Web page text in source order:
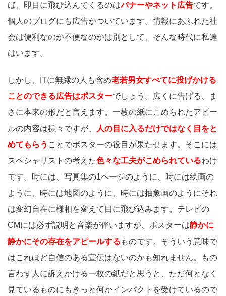
ば、即目に飛び込んでくるのはバナーやネット広告です。
個人のブログにも広告がついています。情報にあふれた社
会は便利なのか不便なのかは別として、そんな時代に私達
はいます。
しかし、ITに無縁の人も含め老若男女すべてに投げかける
ことのできる広告はポスターでしょう。広くに告げる、ま
さに本来の形だと言えます。一枚の紙にこめられたアピー
ルの内容は様々ですが、
人の目に入るだけではなく目をと
めてもらう ことでポスターの役目が果たせます。そこには
スペシャリストの考えた色々な工夫がこめられているわけ
です。時には、写真集の1ページのように、時には絵画の
ように、時には地図のように、時には抽象画のようにそれ
は変幻自在に様相を変えて目に飛び込みます。テレビの
CMには必ず説明と音楽が伴いますが、ポスターは静かに
静かにその存在をアピールする ものです。そういう意味で
はこれほど自信のある宣伝はないのかも知れません。もの
言わず人に訴えかける一枚の紙だと思うと、ただ何となく
見ているものにもきっと何かインパクトを受けているので